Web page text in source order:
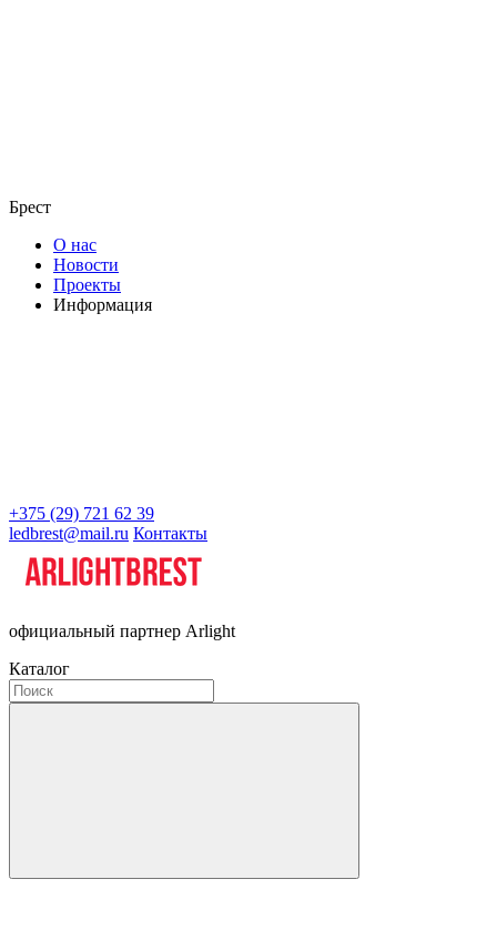
Брест
О нас
Новости
Проекты
Информация
+375 (29) 721 62 39
ledbrest@mail.ru Контакты
официальный партнер Arlight
Каталог